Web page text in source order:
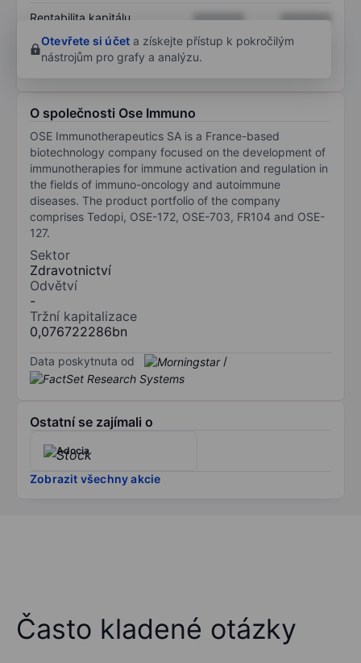
Rentabilita kapitálu XXXXXXX
XXXXXXX
Otevřete si účet a získejte přístup k pokročilým
nástrojům pro grafy a analýzu.
O společnosti Ose Immuno
OSE Immunotherapeutics SA is a France-based
biotechnology company focused on the development of
immunotherapies for immune activation and regulation in
the fields of immuno-oncology and autoimmune
diseases. The product portfolio of the company
comprises Tedopi, OSE-172, OSE-703, FR104 and OSE-
127.
Sektor
Zdravotnictví
Odvětví
-
Tržní kapitalizace
0,076722286bn
Data poskytnuta od /
Ostatní se zajímali o
Adocia
Zobrazit všechny akcie
Často kladené otázky